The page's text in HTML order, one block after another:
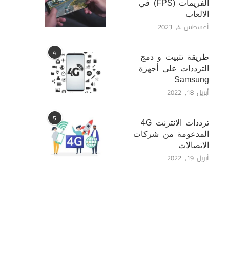
الفريمات (FPS) في
الالعاب
أغسطس 4, 2023
4
طريقة تثبيت و دمج
الترددات على أجهزة
Samsung
أبريل 18, 2022
5
ترددات الانترنت 4G
المدعومة من شركات
الاتصالات
أبريل 19, 2022